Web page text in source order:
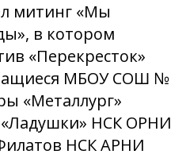
митинг «Мы
в котором
«Перекресток»
МБОУ СОШ №
«Металлург»
«Ладушки» НСК ОРНИ
НСК АРНИ